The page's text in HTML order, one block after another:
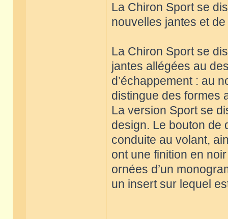
La Chiron Sport se
nouvelles jantes et
La Chiron Sport se
jantes allégées au
d’échappement : au
distingue des formes
La version Sport se
design. Le bouton de
conduite au volant,
ont une finition en
ornées d’un
un insert sur lequel